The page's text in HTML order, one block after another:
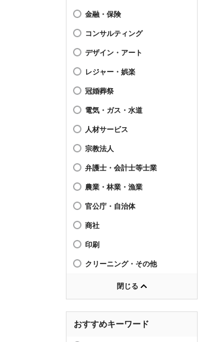
金融・保険
コンサルティング
デザイン・アート
レジャー・娯楽
冠婚葬祭
電気・ガス・水道
人材サービス
宗教法人
弁護士・会計士等士業
農業・林業・漁業
官公庁・自治体
商社
印刷
クリーニング・その他
閉じる
おすすめキーワード